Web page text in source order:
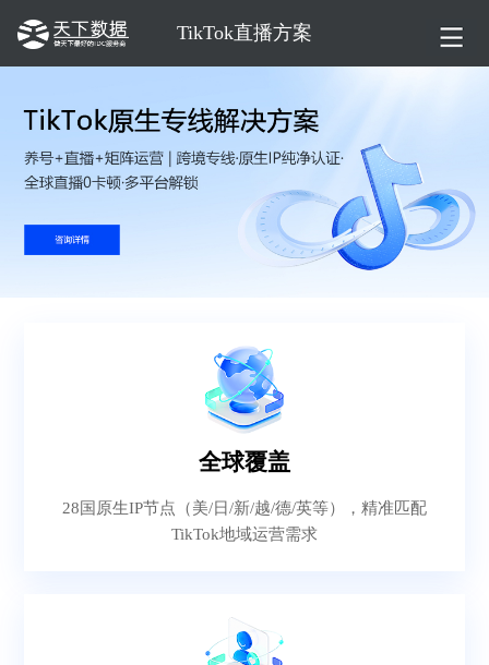
TikTok直播方案
全球覆盖
28国原生IP节点（美/日/新/越/德/英等），精准匹配
TikTok地域运营需求